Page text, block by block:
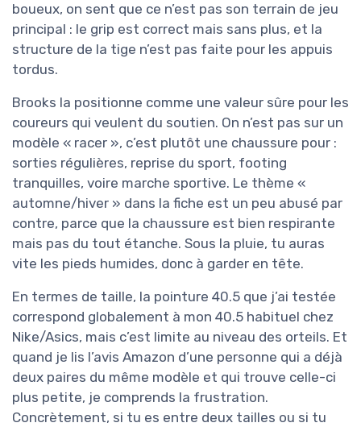
boueux, on sent que ce n’est pas son terrain de jeu
principal : le grip est correct mais sans plus, et la
structure de la tige n’est pas faite pour les appuis
tordus.
Brooks la positionne comme une valeur sûre pour les
coureurs qui veulent du soutien. On n’est pas sur un
modèle « racer », c’est plutôt une chaussure pour :
sorties régulières, reprise du sport, footing
tranquilles, voire marche sportive. Le thème «
automne/hiver » dans la fiche est un peu abusé par
contre, parce que la chaussure est bien respirante
mais pas du tout étanche. Sous la pluie, tu auras
vite les pieds humides, donc à garder en tête.
En termes de taille, la pointure 40.5 que j’ai testée
correspond globalement à mon 40.5 habituel chez
Nike/Asics, mais c’est limite au niveau des orteils. Et
quand je lis l’avis Amazon d’une personne qui a déjà
deux paires du même modèle et qui trouve celle-ci
plus petite, je comprends la frustration.
Concrètement, si tu es entre deux tailles ou si tu